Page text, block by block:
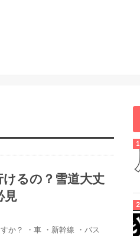
るの？雪道大丈
見
か？ ・車 ・新幹線 ・バス